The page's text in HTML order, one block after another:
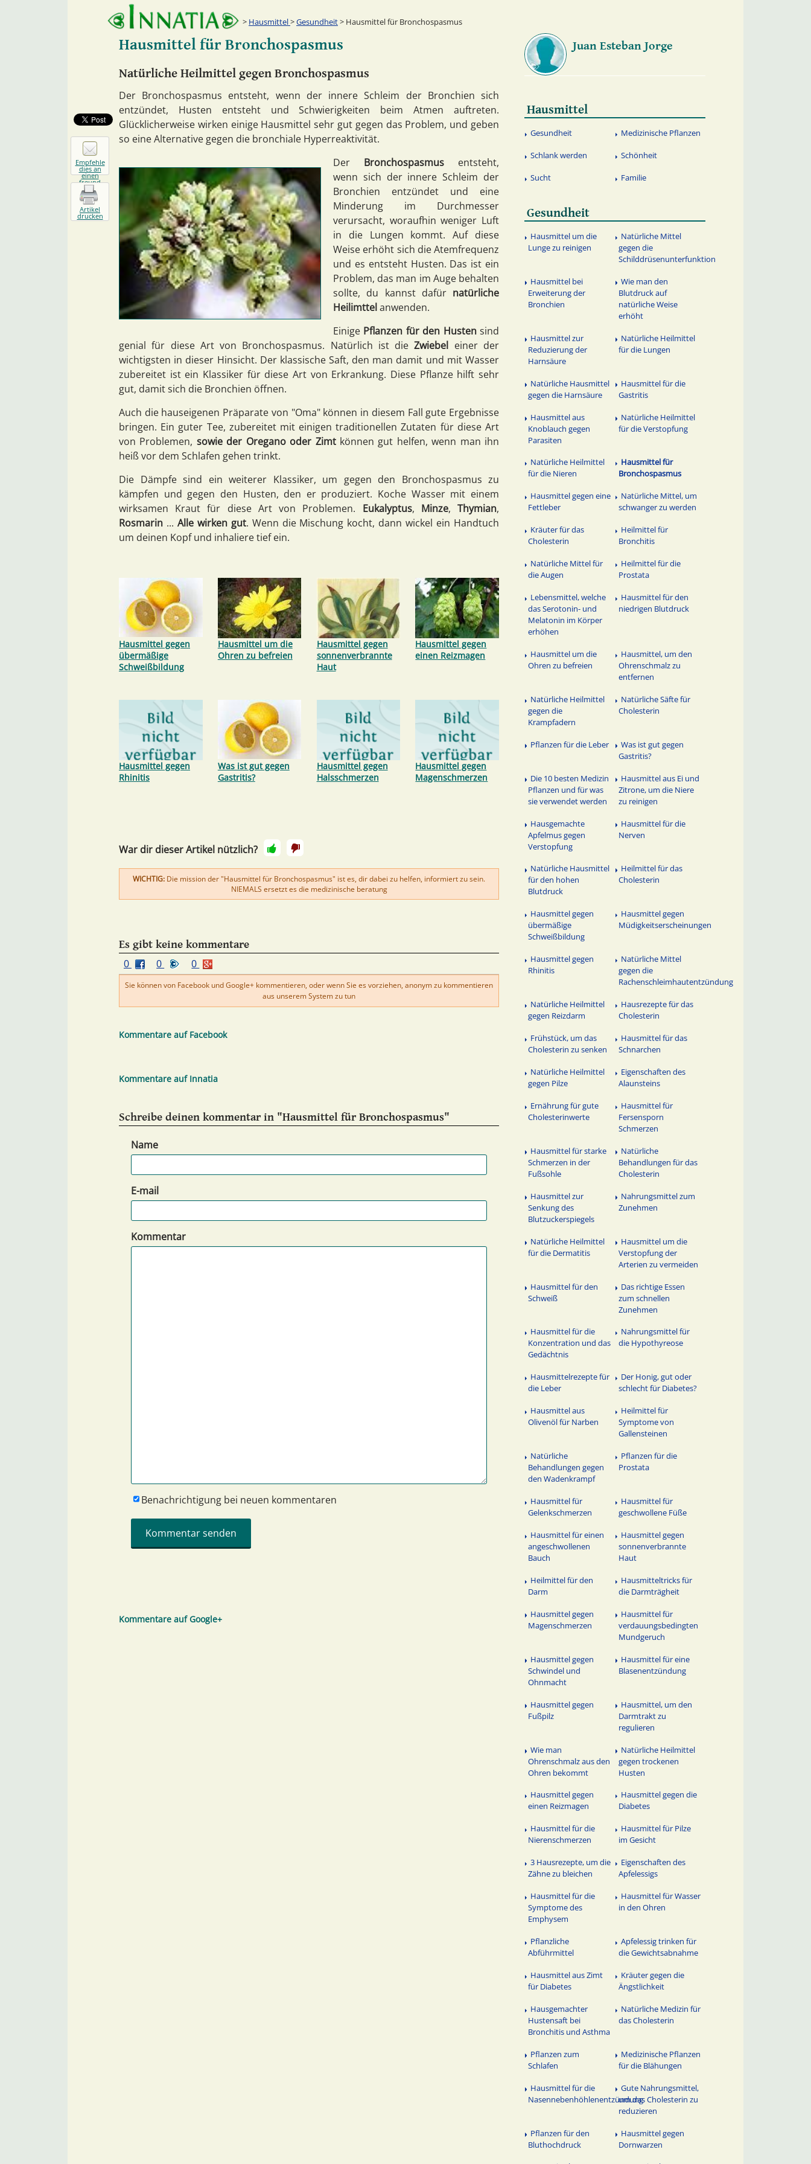
Hausmittel>Gesundheit> Hausmittel für Bronchospasmus
Hausmittel für Bronchospasmus
Natürliche Heilmittel gegen Bronchospasmus
Der Bronchospasmus entsteht, wenn der innere Schleim der Bronchien sich
entzündet, Husten entsteht und Schwierigkeiten beim Atmen auftreten.
Glücklicherweise wirken einige Hausmittel sehr gut gegen das Problem, und geben
so eine Alternative gegen die bronchiale Hyperreaktivität.
Der Bronchospasmus entsteht,
wenn sich der innere Schleim der
Bronchien entzündet und eine
Minderung im Durchmesser
verursacht, woraufhin weniger Luft
in die Lungen kommt. Auf diese
Weise erhöht sich die Atemfrequenz
und es entsteht Husten. Das ist ein
Problem, das man im Auge behalten
sollte, du kannst dafür natürliche
Heilimttelanwenden.
Einige Pflanzen für den Hustensind
genial für diese Art von Bronchospasmus. Natürlich ist dieZwiebel einer der
wichtigsten in dieser Hinsicht. Der klassische Saft, den man damit und mit Wasser
zubereitet ist ein Klassiker für diese Art von Erkrankung. Diese Pflanze hilft sehr
gut, damit sich die Bronchien öffnen.
Auch die hauseigenen Präparate von "Oma" können in diesem Fall gute Ergebnisse
bringen. Ein guter Tee, zubereitet mit einigen traditionellen Zutaten für diese Art
von Problemen, sowie der Oregano oder Zimtkönnen gut helfen, wenn man ihn
heiß vor dem Schlafen gehen trinkt.
Die Dämpfe sind ein weiterer Klassiker, um gegen den Bronchospasmus zu
kämpfen und gegen den Husten, den er produziert. Koche Wasser mit einem
wirksamen Kraut für diese Art von Problemen. Eukalyptus, Minze,Thymian,
Rosmarin ... Alle wirken gut. Wenn die Mischung kocht, dann wickel ein Handtuch
um deinen Kopf und inhaliere tief ein.
Hausmittel gegen
übermäßige
Schweißbildung
Hausmittel um die
Ohren zu befreien
Hausmittel gegen
sonnenverbrannte
Haut
Hausmittel gegen
einen Reizmagen
Hausmittel gegen
Rhinitis
Was ist gut gegen
Gastritis?
Hausmittel gegen
Halsschmerzen
Hausmittel gegen
Magenschmerzen
War dir dieser Artikel nützlich?
WICHTIG: Die mission der "Hausmittel für Bronchospasmus" ist es, dir dabei zu helfen, informiert zu sein.
NIEMALS ersetzt es die medizinische beratung
Es gibt keine kommentare
0
0 0
Sie können von Facebook und Google+ kommentieren, oder wenn Sie es vorziehen, anonym zu kommentieren
aus unserem System zu tun
Kommentare auf Facebook
Kommentare auf Innatia
Schreibe deinen kommentar in "Hausmittel für Bronchospasmus"
Name
E-mail
Kommentar
Benachrichtigung bei neuen kommentaren
Kommentare auf Google+
Juan Esteban Jorge
Hausmittel
Gesundheit Medizinische Pflanzen
Schlank werden Schönheit
Sucht Familie
Gesundheit
Hausmittel um die
Lunge zu reinigen
Natürliche Mittel
gegen die
Schilddrüsenunterfunktion
Hausmittel bei
Erweiterung der
Bronchien
Wie man den
Blutdruck auf
natürliche Weise
erhöht
Hausmittel zur
Reduzierung der
Harnsäure
Natürliche Heilmittel
für die Lungen
Natürliche Hausmittel
gegen die Harnsäure
Hausmittel für die
Gastritis
Hausmittel aus
Knoblauch gegen
Parasiten
Natürliche Heilmittel
für die Verstopfung
Natürliche Heilmittel
für die Nieren
Hausmittel für
Bronchospasmus
Hausmittel gegen eine
Fettleber
Natürliche Mittel, um
schwanger zu werden
Kräuter für das
Cholesterin
Heilmittel für
Bronchitis
Natürliche Mittel für
die Augen
Heilmittel für die
Prostata
Lebensmittel, welche
das Serotonin- und
Melatonin im Körper
erhöhen
Hausmittel für den
niedrigen Blutdruck
Hausmittel um die
Ohren zu befreien
Hausmittel, um den
Ohrenschmalz zu
entfernen
Natürliche Heilmittel
gegen die
Krampfadern
Natürliche Säfte für
Cholesterin
Pflanzen für die Leber
Was ist gut gegen
Gastritis?
Die 10 besten Medizin
Pflanzen und für was
sie verwendet werden
Hausmittel aus Ei und
Zitrone, um die Niere
zu reinigen
Hausgemachte
Apfelmus gegen
Verstopfung
Hausmittel für die
Nerven
Natürliche Hausmittel
für den hohen
Blutdruck
Heilmittel für das
Cholesterin
Hausmittel gegen
übermäßige
Schweißbildung
Hausmittel gegen
Müdigkeitserscheinungen
Hausmittel gegen
Rhinitis
Natürliche Mittel
gegen die
Rachenschleimhautentzündung
Natürliche Heilmittel
gegen Reizdarm
Hausrezepte für das
Cholesterin
Frühstück, um das
Cholesterin zu senken
Hausmittel für das
Schnarchen
Natürliche Heilmittel
gegen Pilze
Eigenschaften des
Alaunsteins
Ernährung für gute
Cholesterinwerte
Hausmittel für
Fersensporn
Schmerzen
Hausmittel für starke
Schmerzen in der
Fußsohle
Natürliche
Behandlungen für das
Cholesterin
Hausmittel zur
Senkung des
Blutzuckerspiegels
Nahrungsmittel zum
Zunehmen
Natürliche Heilmittel
für die Dermatitis
Hausmittel um die
Verstopfung der
Arterien zu vermeiden
Hausmittel für den
Schweiß
Das richtige Essen
zum schnellen
Zunehmen
Hausmittel für die
Konzentration und das
Gedächtnis
Nahrungsmittel für
die Hypothyreose
Hausmittelrezepte für
die Leber
Der Honig, gut oder
schlecht für Diabetes?
Hausmittel aus
Olivenöl für Narben
Heilmittel für
Symptome von
Gallensteinen
Natürliche
Behandlungen gegen
den Wadenkrampf
Pflanzen für die
Prostata
Hausmittel für
Gelenkschmerzen
Hausmittel für
geschwollene Füße
Hausmittel für einen
angeschwollenen
Bauch
Hausmittel gegen
sonnenverbrannte
Haut
Heilmittel für den
Darm
Hausmitteltricks für
die Darmträgheit
Hausmittel gegen
Magenschmerzen
Hausmittel für
verdauungsbedingten
Mundgeruch
Hausmittel gegen
Schwindel und
Ohnmacht
Hausmittel für eine
Blasenentzündung
Hausmittel gegen
Fußpilz
Hausmittel, um den
Darmtrakt zu
regulieren
Wie man
Ohrenschmalz aus den
Ohren bekommt
Natürliche Heilmittel
gegen trockenen
Husten
Hausmittel gegen
einen Reizmagen
Hausmittel gegen die
Diabetes
Hausmittel für die
Nierenschmerzen
Hausmittel für Pilze
im Gesicht
3 Hausrezepte, um die
Zähne zu bleichen
Eigenschaften des
Apfelessigs
Hausmittel für die
Symptome des
Emphysem
Hausmittel für Wasser
in den Ohren
Pflanzliche
Abführmittel
Apfelessig trinken für
die Gewichtsabnahme
Hausmittel aus Zimt
für Diabetes
Kräuter gegen die
Ängstlichkeit
Hausgemachter
Hustensaft bei
Bronchitis und Asthma
Natürliche Medizin für
das Cholesterin
Pflanzen zum
Schlafen
Medizinische Pflanzen
für die Blähungen
Hausmittel für die
Nasennebenhöhlenentzündung
Gute Nahrungsmittel,
um das Cholesterin zu
reduzieren
Pflanzen für den
Bluthochdruck
Hausmittel gegen
Dornwarzen
Empfehle
dies an
einen
freund
Artikel
drucken